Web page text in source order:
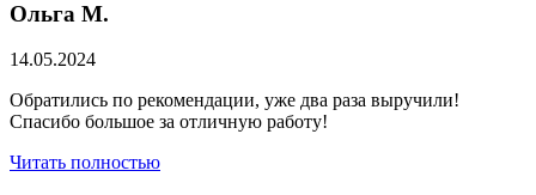
Ольга М.
14.05.2024
Обратились по рекомендации, уже два раза выручили!
Спасибо большое за отличную работу!
Читать полностью